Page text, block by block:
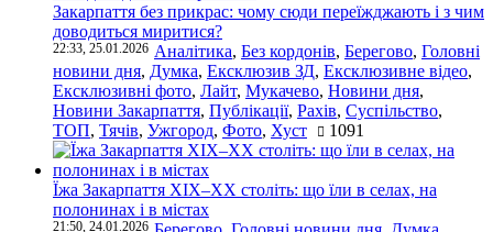
Закарпаття без прикрас: чому сюди переїжджають і з чим
доводиться миритися?
22:33, 25.01.2026 Аналітика, Без кордонів, Берегово, Головні
новини дня, Думка, Ексклюзив ЗД, Ексклюзивне відео,
Ексклюзивні фото, Лайт, Мукачево, Новини дня,
Новини Закарпаття, Публікації, Рахів, Суспільство,
ТОП, Тячів, Ужгород, Фото, Хуст 1091
Їжа Закарпаття ХІХ–ХХ століть: що їли в селах, на
полонинах і в містах
21:50, 24.01.2026